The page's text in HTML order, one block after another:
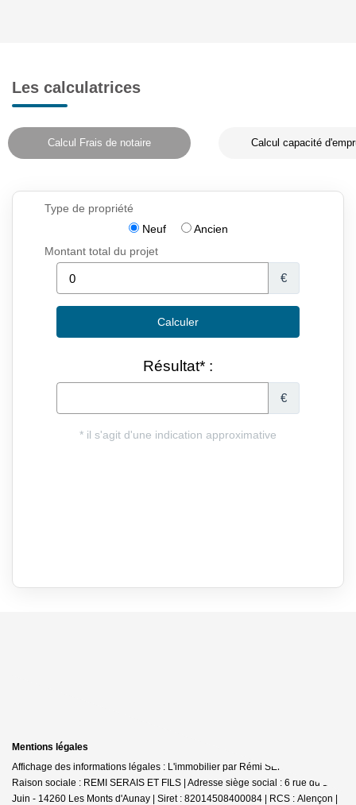
Les calculatrices
Calcul Frais de notaire Calcul capacité
Mentions légales
Affichage des informations légales : L'immobilier par Rémi SERAIS - Aunay |
Raison sociale : REMI SERAIS ET FILS | Adresse siège social : 6 rue du 12
Juin - 14260 Les Monts d'Aunay | Siret : 82014508400084 | RCS : Alençon |